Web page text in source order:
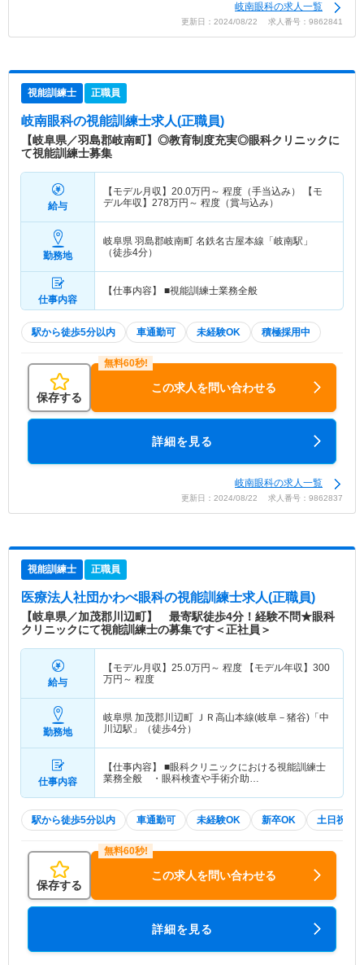
岐南眼科の求人一覧
更新日：2024/08/22 求人番号：9862841
視能訓練士 正職員
岐南眼科の視能訓練士求人(正職員)
【岐阜県／羽島郡岐南町】◎教育制度充実◎眼科クリニックに
て視能訓練士募集
給与
【モデル月収】 20.0万円～ 程度（手当込み） 【モ
デル年収】 278万円～ 程度（賞与込み）
勤務地
岐阜県 羽島郡岐南町 名鉄名古屋本線「岐南駅」
（徒歩4分）
仕事内容
【仕事内容】 ■視能訓練士業務全般
駅から徒歩5分以内 車通勤可 未経験OK 積極採用中
保存する
この求人を問い合わせる
詳細を見る
岐南眼科の求人一覧
更新日：2024/08/22 求人番号：9862837
視能訓練士 正職員
医療法人社団かわべ眼科の視能訓練士求人(正職員)
【岐阜県／加茂郡川辺町】 最寄駅徒歩4分！経験不問★眼科
クリニックにて視能訓練士の募集です＜正社員＞
給与
【モデル月収】 25.0万円～ 程度 【モデル年収】 300
万円～ 程度
勤務地
岐阜県 加茂郡川辺町 ＪＲ高山本線(岐阜－猪谷)「中
川辺駅」（徒歩4分）
仕事内容
【仕事内容】 ■眼科クリニックにおける視能訓練士
業務全般 ・眼科検査や手術介助…
駅から徒歩5分以内 車通勤可 未経験OK 新卒OK 土日祝休
保存する
この求人を問い合わせる
詳細を見る